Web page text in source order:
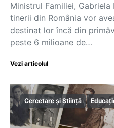
Ministrul Familiei,
tinerii din România vor
destinat lor încă din
peste 6 milioane de…
Vezi articolul
Cercetare și Știință